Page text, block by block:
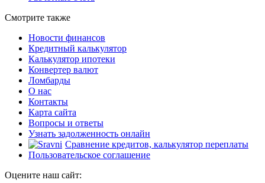
Смотрите также
Новости финансов
Кредитный калькулятор
Калькулятор ипотеки
Конвертер валют
Ломбарды
О нас
Контакты
Карта сайта
Вопросы и ответы
Узнать задолженность онлайн
Сравнение кредитов, калькулятор переплаты
Пользовательское соглашение
Оцените наш сайт: